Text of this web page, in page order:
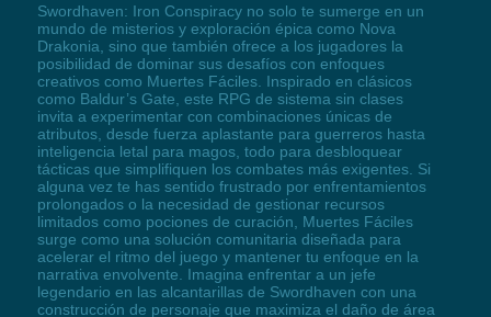
Swordhaven: Iron Conspiracy no solo te sumerge en un
mundo de misterios y exploración épica como Nova
Drakonia, sino que también ofrece a los jugadores la
posibilidad de dominar sus desafíos con enfoques
creativos como Muertes Fáciles. Inspirado en clásicos
como Baldur’s Gate, este RPG de sistema sin clases
invita a experimentar con combinaciones únicas de
atributos, desde fuerza aplastante para guerreros hasta
inteligencia letal para magos, todo para desbloquear
tácticas que simplifiquen los combates más exigentes. Si
alguna vez te has sentido frustrado por enfrentamientos
prolongados o la necesidad de gestionar recursos
limitados como pociones de curación, Muertes Fáciles
surge como una solución comunitaria diseñada para
acelerar el ritmo del juego y mantener tu enfoque en la
narrativa envolvente. Imagina enfrentar a un jefe
legendario en las alcantarillas de Swordhaven con una
construcción de personaje que maximiza el daño de área